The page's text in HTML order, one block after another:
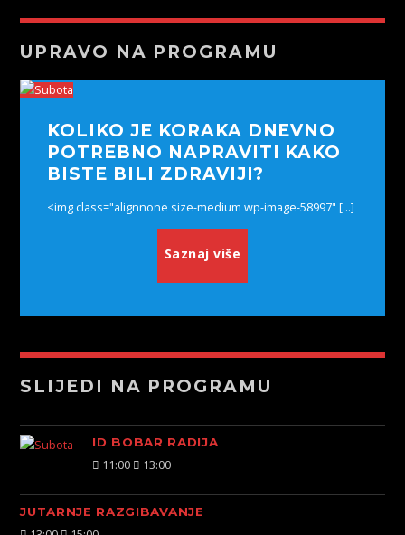
UPRAVO NA PROGRAMU
KOLIKO JE KORAKA DNEVNO
POTREBNO NAPRAVITI KAKO
BISTE BILI ZDRAVIJI?
<img class="alignnone size-medium wp-image-58997" [...]
Saznaj više
SLIJEDI NA PROGRAMU
ID BOBAR RADIJA
11:00 13:00
JUTARNJE RAZGIBAVANJE